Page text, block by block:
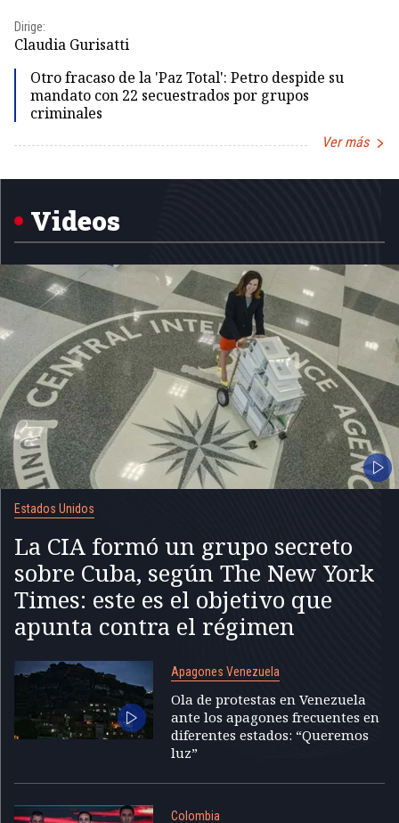
Dirige:
Claudia Gurisatti
Otro fracaso de la 'Paz Total': Petro despide su
mandato con 22 secuestrados por grupos
criminales
Ver más
1
Videos
Estados Unidos
La CIA formó un grupo secreto
sobre Cuba, según The New York
Times: este es el objetivo que
apunta contra el régimen
Apagones Venezuela
Ola de protestas en Venezuela
ante los apagones frecuentes en
diferentes estados: “Queremos
luz”
Colombia